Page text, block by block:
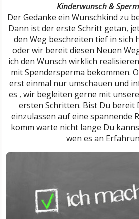
Kinderwunsch &
Der Gedanke ein Wunschkind zu
Dann ist der erste Schritt getan,
den Weg beschreiten tief in sich
oder wir bereit diesen Neuen
ich den Wunsch wirklich
mit Spendersperma bekommen.
erst einmal nur umschauen und
es , wir begleiten gerne mit
ersten Schritten. Bist Du bereit
einzulassen auf eine spannende
komm warte nicht lange Du
wen es an